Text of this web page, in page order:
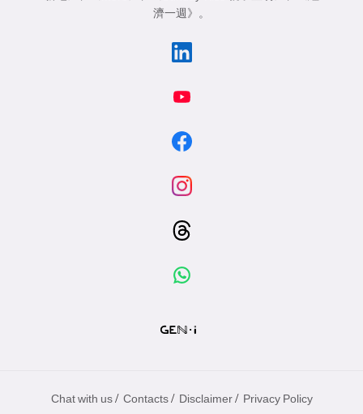
濟一週》
。
Chat with us / Contacts / Disclaimer / Privacy Policy